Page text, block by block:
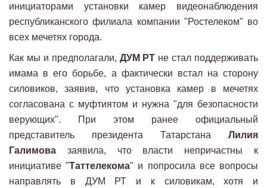
инициаторами установки камер видеонаблюдения
республиканского филиала компании "Ростелеком" во
всех мечетях города.
Как мы и предполагали, ДУМ РТ не стал поддерживать
имама в его борьбе, а фактически встал на сторону
силовиков, заявив, что установка камер в мечетях
согласована с муфтиятом и нужна "для безопасности
верующих". При этом ранее официальный
представитель президента Татарстана Лилия
Галимова заявила, что власти непричастны к
инициативе "Таттелекома" и попросила все вопросы
направлять в ДУМ РТ и к силовикам, хотя и